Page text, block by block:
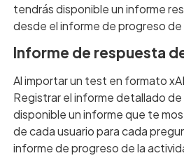
tendrás disponible un informe
desde el informe de progreso de
Informe de respuesta
Al importar un test en formato
Registrar el informe detallado
disponible un informe que te
de cada usuario para cada
informe de progreso de la